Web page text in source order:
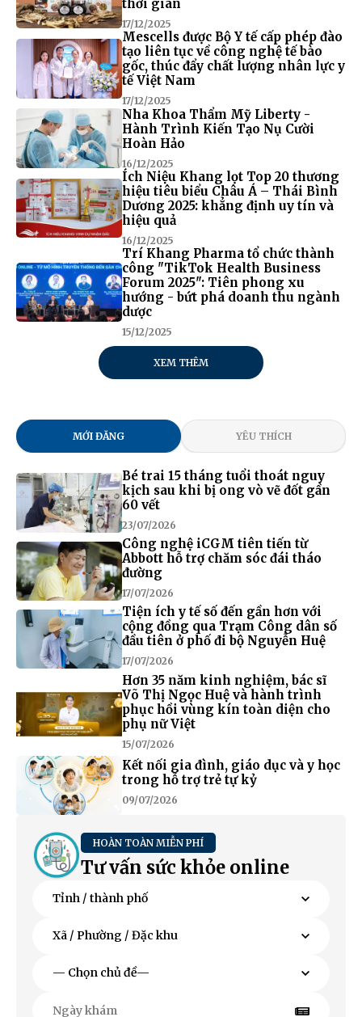
thời gian
17/12/2025
Mescells được Bộ Y tế cấp phép đào
tạo liên tục về công nghệ tế bào
gốc, thúc đẩy chất lượng nhân lực y
tế Việt Nam
17/12/2025
Nha Khoa Thẩm Mỹ Liberty -
Hành Trình Kiến Tạo Nụ Cười
Hoàn Hảo
16/12/2025
Ích Niệu Khang lọt Top 20 thương
hiệu tiêu biểu Châu Á – Thái Bình
Dương 2025: khẳng định uy tín và
hiệu quả
16/12/2025
Trí Khang Pharma tổ chức thành
công "TikTok Health Business
Forum 2025": Tiên phong xu
hướng - bứt phá doanh thu ngành
dược
15/12/2025
XEM THÊM
MỚI ĐĂNG YÊU THÍCH
Bé trai 15 tháng tuổi thoát nguy
kịch sau khi bị ong vò vẽ đốt gần
60 vết
23/07/2026
Công nghệ iCGM tiên tiến từ
Abbott hỗ trợ chăm sóc đái tháo
đường
17/07/2026
Tiện ích y tế số đến gần hơn với
cộng đồng qua Trạm Công dân số
đầu tiên ở phố đi bộ Nguyễn Huệ
17/07/2026
Hơn 35 năm kinh nghiệm, bác sĩ
Võ Thị Ngọc Huệ và hành trình
phục hồi vùng kín toàn diện cho
phụ nữ Việt
15/07/2026
Kết nối gia đình, giáo dục và y học
trong hỗ trợ trẻ tự kỷ
09/07/2026
HOÀN TOÀN MIỄN PHÍ
Tư vấn sức khỏe online